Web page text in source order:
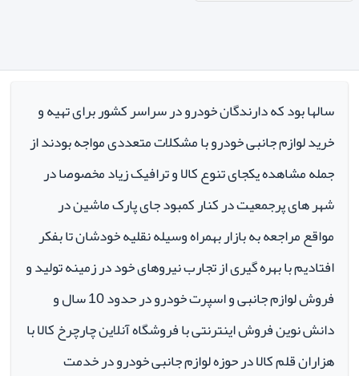
سالها بود که دارندگان خودرو در سراسر کشور برای تهیه و
خرید لوازم جانبی خودرو با مشکلات متعددی مواجه بودند از
جمله مشاهده یکجای تنوع کالا و ترافیک زیاد مخصوصا در
شهر های پرجمعیت در کنار کمبود جای پارک ماشین در
مواقع مراجعه به بازار بهمراه وسیله نقلیه خودشان تا بفکر
افتادیم با بهره گیری از تجارب نیروهای خود در زمینه تولید و
فروش لوازم جانبی و اسپرت خودرو در حدود 10 سال و
دانش نوین فروش اینترنتی با فروشگاه آنلاین چارچرخ کالا با
هزاران قلم کالا در حوزه لوازم جانبی خودرو در خدمت